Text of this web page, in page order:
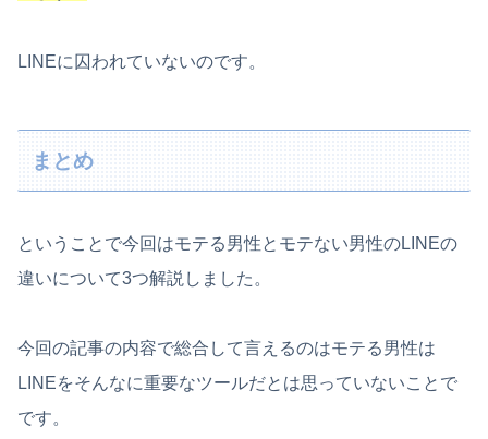
LINEに囚われていないのです。
まとめ
ということで今回はモテる男性とモテない男性のLINEの
違いについて3つ解説しました。
今回の記事の内容で総合して言えるのはモテる男性は
LINEをそんなに重要なツールだとは思っていないことで
です。